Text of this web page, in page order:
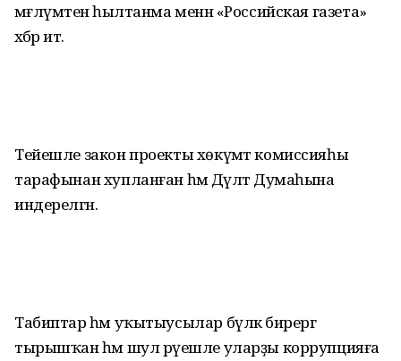
мәғлүмәтенә һылтанма менән «Российская газета»
хәбәр итә.
Тейешле закон проекты хөкүмәт комиссияһы
тарафынан хупланған һәм Дәүләт Думаһына
индерелгән.
Табиптар һәм уҡытыусылар бүләк бирергә
тырышҡан һәм шул рәүешле уларҙы коррупцияға